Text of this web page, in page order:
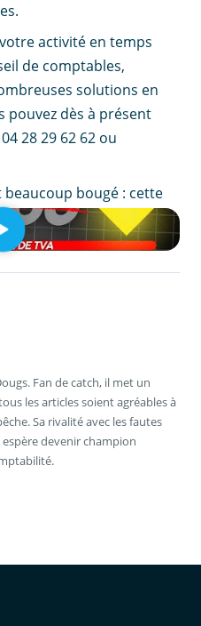
activité en temps
de comptables,
solutions en
pouvez dès à présent
28 29 62 62 ou
beaucoup bougé : cette
a réellement changé.
Fan de catch, il met un
les articles soient agréables à
Sa rivalité avec les fautes
devenir champion